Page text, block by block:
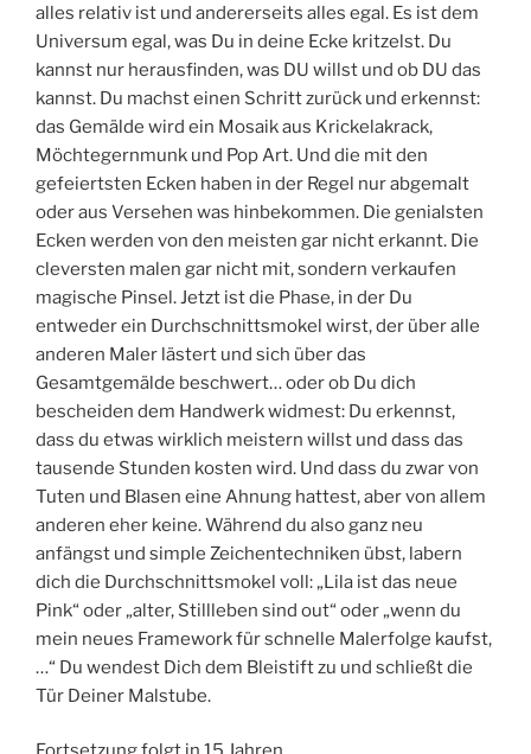
alles relativ ist und andererseits alles egal. Es ist dem
Universum egal, was Du in deine Ecke kritzelst. Du
kannst nur herausfinden, was DU willst und ob DU das
kannst. Du machst einen Schritt zurück und erkennst:
das Gemälde wird ein Mosaik aus Krickelakrack,
Möchtegernmunk und Pop Art. Und die mit den
gefeiertsten Ecken haben in der Regel nur abgemalt
oder aus Versehen was hinbekommen. Die genialsten
Ecken werden von den meisten gar nicht erkannt. Die
cleversten malen gar nicht mit, sondern verkaufen
magische Pinsel. Jetzt ist die Phase, in der Du
entweder ein Durchschnittsmokel wirst, der über alle
anderen Maler lästert und sich über das
Gesamtgemälde beschwert… oder ob Du dich
bescheiden dem Handwerk widmest: Du erkennst,
dass du etwas wirklich meistern willst und dass das
tausende Stunden kosten wird. Und dass du zwar von
Tuten und Blasen eine Ahnung hattest, aber von allem
anderen eher keine. Während du also ganz neu
anfängst und simple Zeichentechniken übst, labern
dich die Durchschnittsmokel voll: „Lila ist das neue
Pink“ oder „alter, Stillleben sind out“ oder „wenn du
mein neues Framework für schnelle Malerfolge kaufst,
…“ Du wendest Dich dem Bleistift zu und schließt die
Tür Deiner Malstube.